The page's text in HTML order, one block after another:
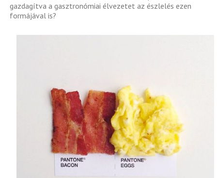
gazdagítva a gasztronómiai élvezetet az észlelés ezen
formájával is?